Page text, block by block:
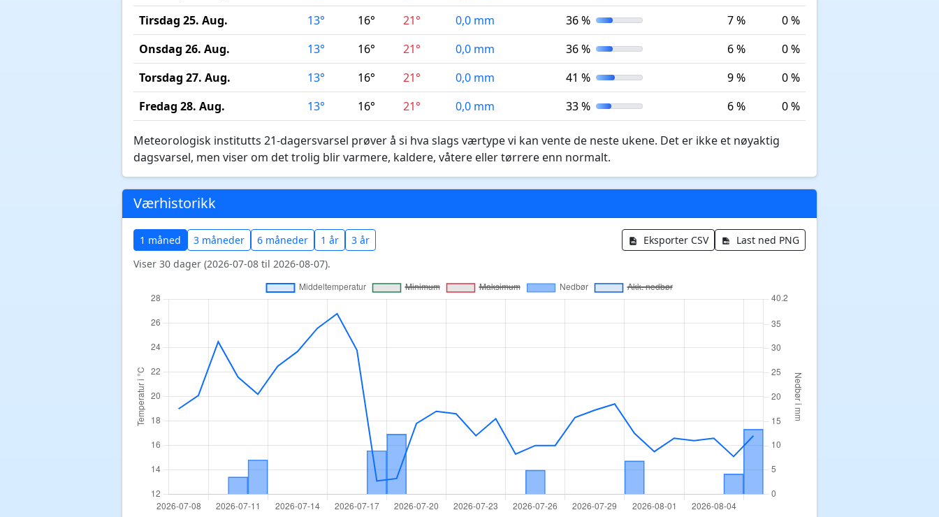
Tirsdag 25. Aug.
13° 16° 21° 0,0 mm 36 % 7 %
0 %
Onsdag 26. Aug.
13° 16° 21° 0,0 mm 36 % 6 %
0 %
Torsdag 27. Aug.
13° 16° 21° 0,0 mm 41 % 9 %
0 %
Fredag 28. Aug.
13° 16° 21° 0,0 mm 33 % 6 % 0 %
Meteorologisk institutts 21-dagersvarsel prøver å si hva slags værtype vi kan vente de neste ukene. Det er ikke et nøyaktig
dagsvarsel, men viser om det trolig blir varmere, kaldere, våtere eller tørrere enn normalt.
Værhistorikk
1 måned 3 måneder 6 måneder 1 år 3 år Eksporter CSV
Last ned PNG
Viser 30 dager (2026-07-08 til 2026-08-07).